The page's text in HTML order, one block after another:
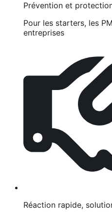
Prévention et
Pour les starters, les
entreprises
Réaction rapide,